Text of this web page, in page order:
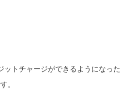
ットチャージができるようになった
。